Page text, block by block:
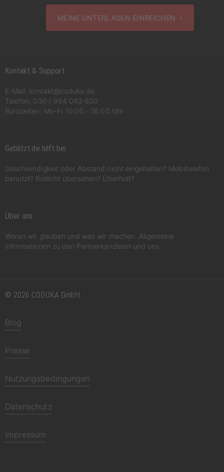
MEINE UNTERLAGEN EINREICHEN ›
Kontakt & Support
E-Mail: kontakt@coduka.de
Telefon: 030 / 994 043 600
Bürozeiten: Mo-Fr 10:00 - 16:00 Uhr
Geblitzt.de hilft bei
Geschwindigkeit oder Abstand nicht eingehalten? Mobiltelefon
benutzt? Rotlicht übersehen? Überholt?
Über uns
Woran wir glauben und was wir machen. Allgemeine
Informationen zu den Partnerkanzleien und uns.
© 2026 CODUKA GmbH
Blog
Presse
Nutzungsbedingungen
Datenschutz
Impressum